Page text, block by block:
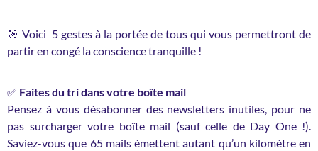
🎯​ Voici 5 gestes à la portée de tous qui vous permettront de
partir en congé la conscience tranquille !
✅​ Faites du tri dans votre boîte mail
Pensez à vous désabonner des newsletters inutiles, pour ne
pas surcharger votre boîte mail (sauf celle de Day One !).
Saviez-vous que 65 mails émettent autant qu’un kilomètre en